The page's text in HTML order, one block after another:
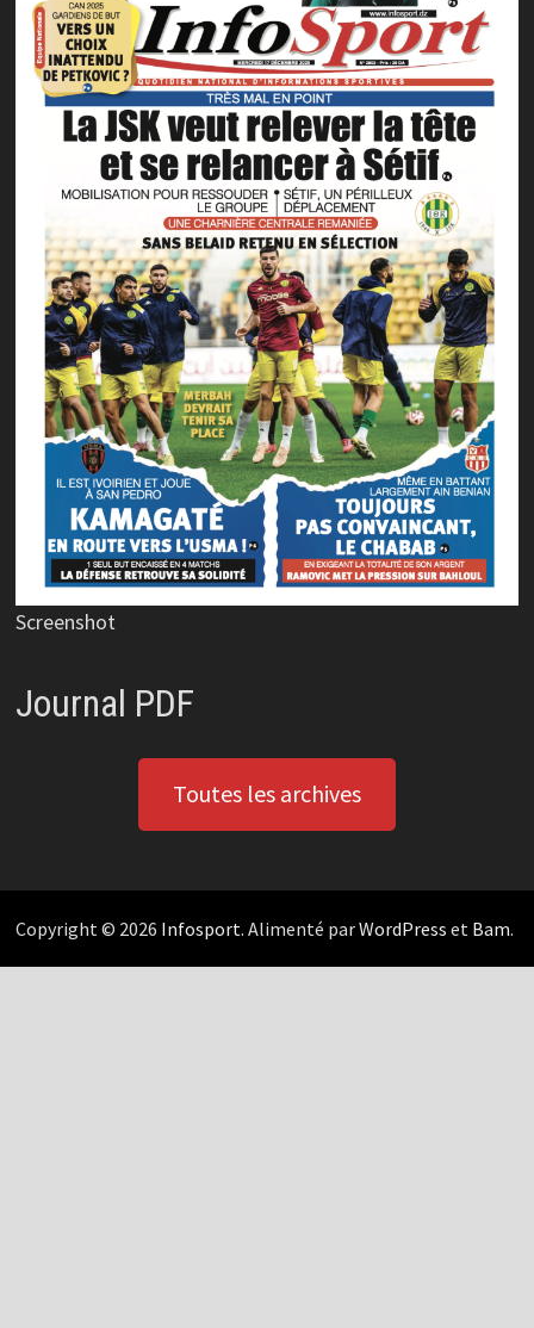
Screenshot
Journal PDF
Toutes les archives
Copyright © 2026 Infosport. Alimenté parWordPress et Bam.